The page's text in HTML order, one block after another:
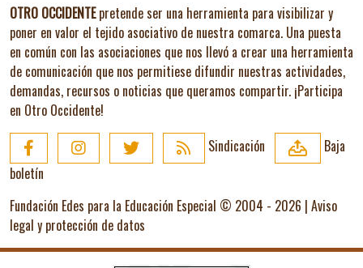
OTRO OCCIDENTEpretende ser una herramienta para visibilizar y
poner en valor el tejido asociativo de nuestra comarca. Una puesta
en común con las asociaciones que nos llevó a crear una herramienta
de comunicación que nos permitiese difundir nuestras actividades,
demandas, recursos o noticias que queramos compartir. ¡Participa
en Otro Occidente!
Sindicación
Baja
boletín
Fundación Edes para la Educación Especial © 2004 - 2026 | Aviso
legal y protección de datos